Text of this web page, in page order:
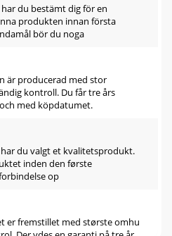
du bestämt dig för en
produkten innan första
bör du noga
är producerad med stor
kontroll. Du får tre års
med köpdatumet.
du valgt et kvalitetsprodukt.
inden den første
op
er fremstillet med største omhu